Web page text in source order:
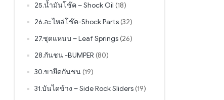
25.น้ำมันโช๊ค – Shock Oil (18)
26.อะไหล่โช๊ค-Shock Parts (32)
27.ชุดแหนบ – Leaf Springs (26)
28.กันชน -BUMPER (80)
30.ขายึดกันชน (19)
31.บันไดข้าง – Side Rock Sliders (19)